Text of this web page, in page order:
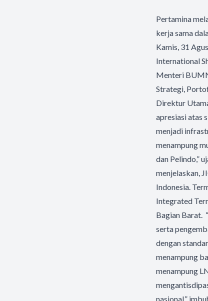
Pertamina
kerja sama
Kamis, 31
International
Menteri
Strategi,
Direktur
apresiasi atas
menjadi
menampung
dan Pelindo,”
menjelaskan,
Indonesia.
Integrated
Bagian Barat.
serta
dengan
menampung
menampung
nasional,”